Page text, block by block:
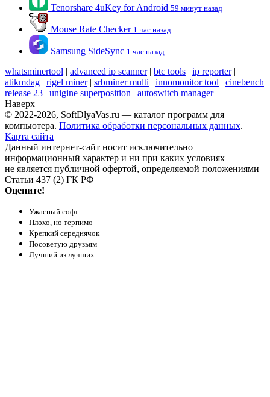
Tenorshare 4uKey for Android 59 минут назад
Mouse Rate Checker 1 час назад
Samsung SideSync 1 час назад
whatsminertool | advanced ip scanner| btc tools | ip reporter|
atikmdag | rigel miner| srbminer multi | innomonitor tool | cinebench
release 23 | unigine superposition | autoswitch manager
Наверх
© 2022-2026, SoftDlyaVas.ru — каталог программ для
компьютера. Политика обработки персональных данных.
Карта сайта
Данный интернет-сайт носит исключительно
информационный характер и ни при каких условиях
не является публичной офертой, определяемой положениями
Статьи 437 (2) ГК РФ
Оцените!
Ужасный софт
Плохо, но терпимо
Крепкий середнячок
Посоветую друзьям
Лучший из лучших